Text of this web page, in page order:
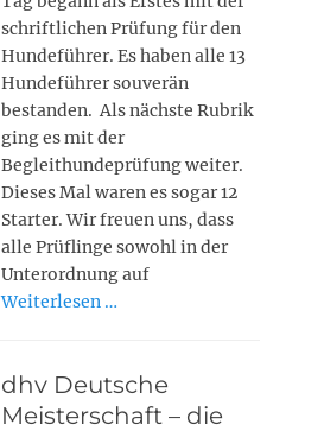
schriftlichen Prüfung für den
Hundeführer. Es haben alle 13
Hundeführer souverän
bestanden. Als nächste Rubrik
ging es mit der
Begleithundeprüfung weiter.
Dieses Mal waren es sogar 12
Starter. Wir freuen uns, dass
alle Prüflinge sowohl in der
Unterordnung auf
Weiterlesen …
dhv Deutsche
Meisterschaft – die